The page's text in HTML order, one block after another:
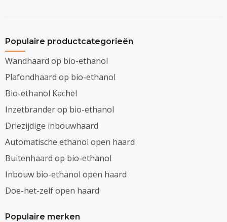
Populaire productcategorieën
Wandhaard op bio-ethanol
Plafondhaard op bio-ethanol
Bio-ethanol Kachel
Inzetbrander op bio-ethanol
Driezijdige inbouwhaard
Automatische ethanol open haard
Buitenhaard op bio-ethanol
Inbouw bio-ethanol open haard
Doe-het-zelf open haard
Populaire merken